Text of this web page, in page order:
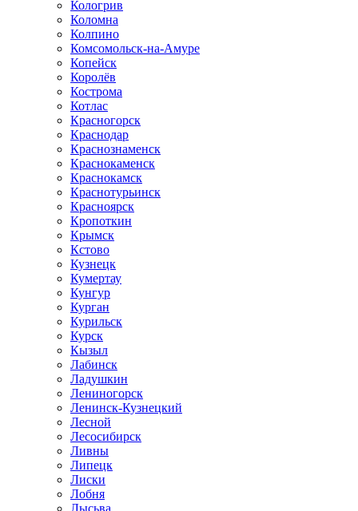
Кологрив
Коломна
Колпино
Комсомольск-на-Амуре
Копейск
Королёв
Кострома
Котлас
Красногорск
Краснодар
Краснознаменск
Краснокаменск
Краснокамск
Краснотурьинск
Красноярск
Кропоткин
Крымск
Кстово
Кузнецк
Кумертау
Кунгур
Курган
Курильск
Курск
Кызыл
Лабинск
Ладушкин
Лениногорск
Ленинск-Кузнецкий
Лесной
Лесосибирск
Ливны
Липецк
Лиски
Лобня
Лысьва